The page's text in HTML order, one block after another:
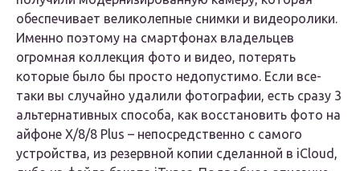
обеспечивает великолепные снимки и видеоролики.
Именно поэтому на смартфонах владельцев
огромная коллекция фото и видео, потерять
которые было бы просто недопустимо. Если все-
таки вы случайно удалили фотографии, есть сразу 3
альтернативных способа, как восстановить фото на
айфоне X/8/8 Plus – непосредственно с самого
устройства, из резервной копии сделанной в iCloud,